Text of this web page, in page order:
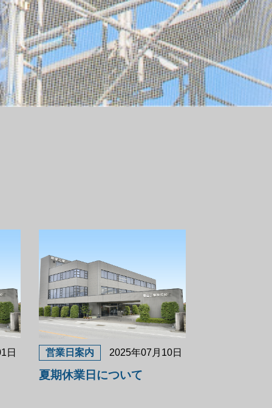
日 営業日案内 2025年07月10日
夏期休業日について